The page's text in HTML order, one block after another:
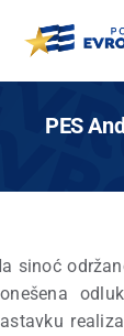
PES
sinoć